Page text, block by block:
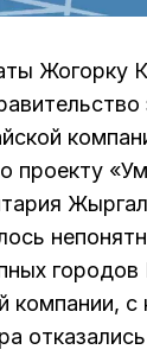
Жогорку
проекту
компании, с